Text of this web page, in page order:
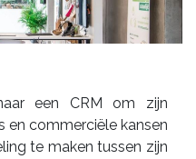
een CRM om zijn
en commerciële kansen
te maken tussen zijn